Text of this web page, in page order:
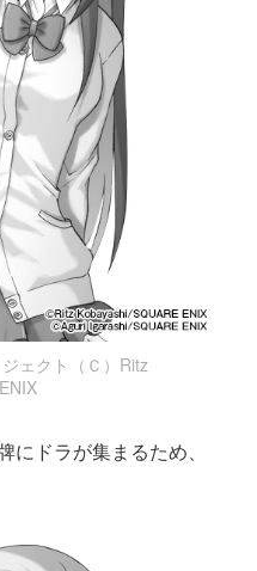
ェクト（Ｃ）Ritz
ドラが集まるため、